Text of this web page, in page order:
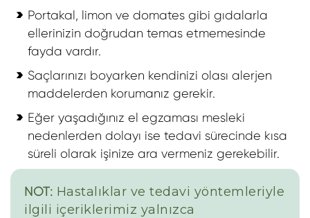
Portakal, limon ve domates gibi gıdalarla
ellerinizin doğrudan temas etmemesinde
fayda vardır.
Saçlarınızı boyarken kendinizi olası alerjen
maddelerden korumanız gerekir.
Eğer yaşadığınız el egzaması mesleki
nedenlerden dolayı ise tedavi sürecinde kısa
süreli olarak işinize ara vermeniz gerekebilir.
NOT: Hastalıklar ve tedavi yöntemleriyle
ilgili içeriklerimiz yalnızca